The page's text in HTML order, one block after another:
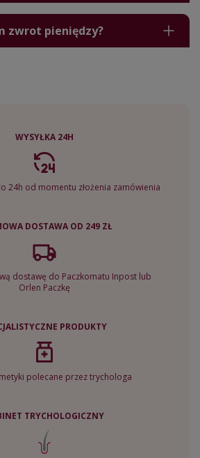
zwrot pieniędzy?
WYSYŁKA 24H
24h od momentu złożenia zamówienia
DOSTAWA OD 249 ZŁ
dostawę do Paczkomatu Inpost lub
Orlen Paczkę
PRODUKTY
polecane przez trychologa
TRYCHOLOGICZNY